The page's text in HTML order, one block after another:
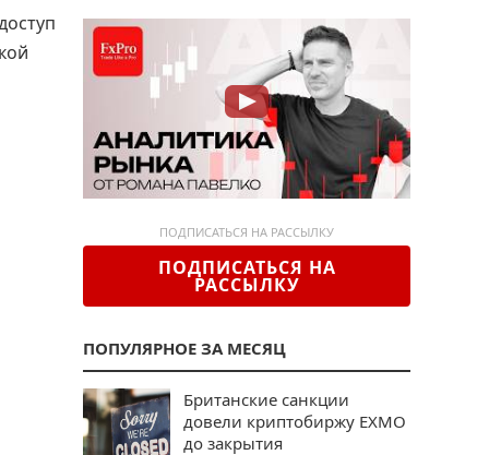
ПОДПИСАТЬСЯ НА РАССЫЛКУ
ПОДПИСАТЬСЯ НА
РАССЫЛКУ
ПОПУЛЯРНОЕ ЗА МЕСЯЦ
Британские санкции
довели криптобиржу EXMO
до закрытия